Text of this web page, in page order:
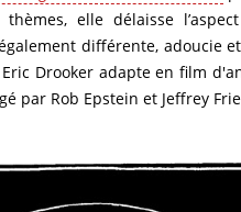
elle délaisse
différente, adoucie
Eric Drooker adapte en film
par Rob Epstein et Jeffrey